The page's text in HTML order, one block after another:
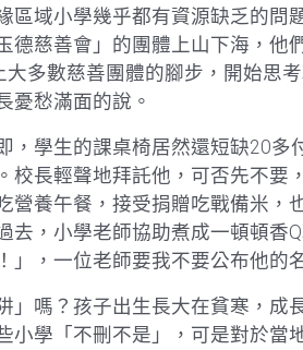
區域小學幾乎都有資源缺乏的問
德慈善會」的團體上山下海，他
多數慈善團體的腳步，開始思
憂愁滿面的說。
，學生的課桌椅居然還短缺20多
校長輕聲地拜託他，可否先不要
營養午餐，接受捐贈吃戰備米，
去，小學老師協助煮成一頓頓香
」，一位老師要我不要公布他的
」嗎？孩子出生長大在貧寒，成
小學「不刪不是」，可是對於當